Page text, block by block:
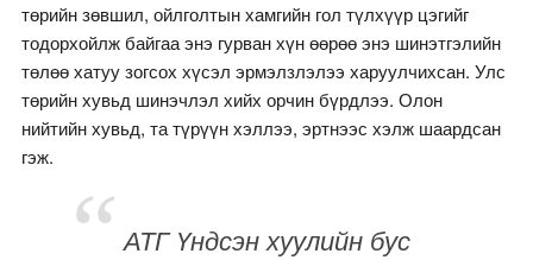
төрийн зөвшил, ойлголтын хамгийн гол түлхүүр цэгийг
тодорхойлж байгаа энэ гурван хүн өөрөө энэ шинэтгэлийн
төлөө хатуу зогсох хүсэл эрмэлзлэлээ харуулчихсан. Улс
төрийн хувьд шинэчлэл хийх орчин бүрдлээ. Олон
нийтийн хувьд, та түрүүн хэллээ, эртнээс хэлж шаардсан
гэж.
АТГ Үндсэн хуулийн бус